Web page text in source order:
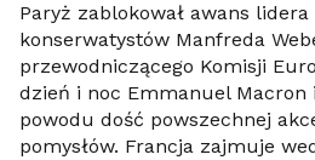
Paryż zablokował awans
konserwatystów Manfreda
przewodniczącego Komisji
dzień i noc Emmanuel
powodu dość powszechnej
pomysłów. Francja zajmuje